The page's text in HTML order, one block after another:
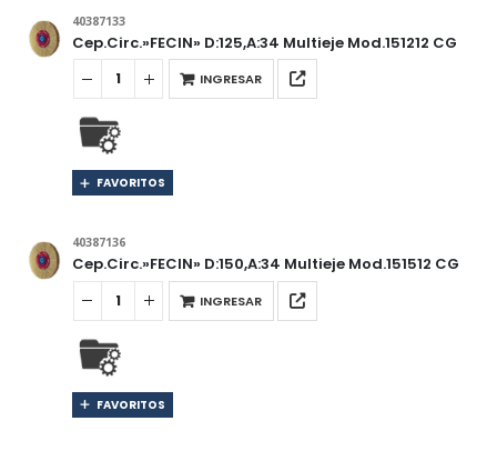
40387133
Cep.Circ.»FECIN» D:125,A:34 Multieje Mod.151212 CG
INGRESAR
FAVORITOS
40387136
Cep.Circ.»FECIN» D:150,A:34 Multieje Mod.151512 CG
INGRESAR
FAVORITOS